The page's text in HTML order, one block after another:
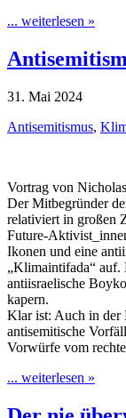
... weiterlesen »
31. Mai 2024
Antisemitismus,
Vortrag von
Der Mitbegründer
relativiert in großen
Future-
Ikonen und eine
„Klimaintifada“
antiisraelische
kapern.
Klar ist: Auch in der
antisemitische
Vorwürfe vom
... weiterlesen »